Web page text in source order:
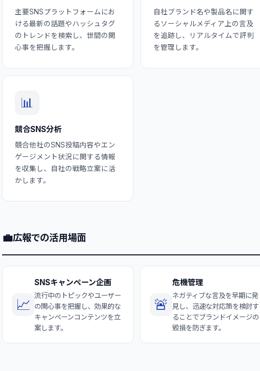
主要SNSプラットフォームにお
ける最新の話題やハッシュタグ
のトレンドを検索し、世間の関
心事を把握します。
自社ブランド名や製品名に関す
るソーシャルメディア上の言及
を追跡し、リアルタイムで評判
を管理します。
📊
競合SNS分析
競合他社のSNS投稿内容やエン
ゲージメント状況に関する情報
を収集し、自社の戦略立案に活
かします。
💼広報での活用場面
📈
SNSキャンペーン企画
流行中のトピックやユーザー
の関心事を把握し、効果的な
キャンペーンコンテンツを立
案します。
🚨
危機管理
ネガティブな言及を早期に発
見し、迅速な対応策を検討す
ることでブランドイメージの
毀損を防ぎます。